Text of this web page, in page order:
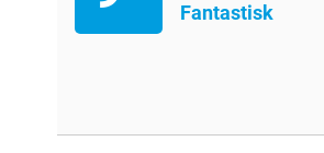
Fantastisk